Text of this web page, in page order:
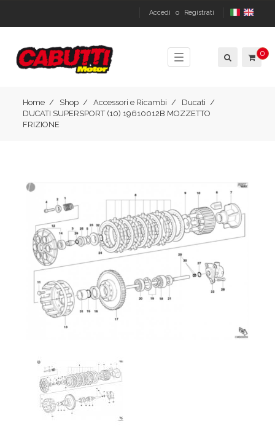
Accedi o Registrati
Toggle
navigation
0
Home Shop Accessori e Ricambi
Ducati
DUCATI SUPERSPORT (10) 19610012B MOZZETTO
FRIZIONE